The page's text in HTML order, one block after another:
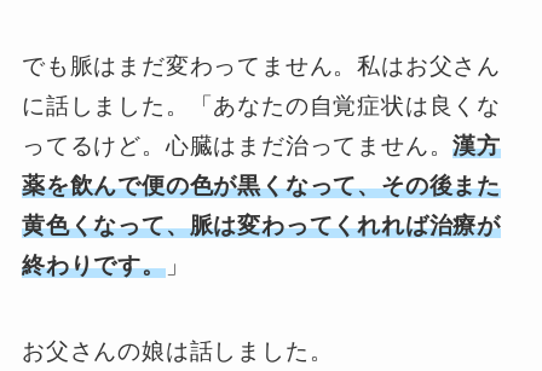
でも脈はまだ変わってません。私はお父さん
に話しました。「あなたの自覚症状は良くな
ってるけど。心臓はまだ治ってません。漢方
薬を飲んで便の色が黒くなって、その後また
黄色くなって、脈は変わってくれれば治療が
終わりです。」
お父さんの娘は話しました。